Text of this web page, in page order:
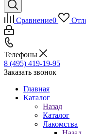
Сравнение0
Телефоны
8 (495) 419-19-95
Заказать звонок
Главная
Каталог
Назад
Каталог
Лакомства